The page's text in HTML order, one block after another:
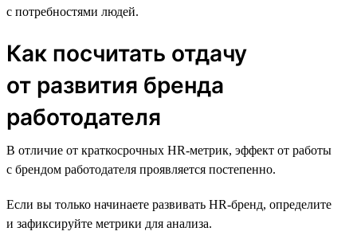
с потребностями людей.
Как посчитать отдачу
от развития бренда
работодателя
В отличие от краткосрочных HR-метрик, эффект от работы
с брендом работодателя проявляется постепенно.
Если вы только начинаете развивать HR-бренд, определите
и зафиксируйте метрики для анализа.